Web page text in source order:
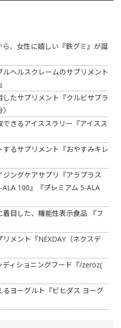
ら、女性に嬉しい『鉄グミ』が誕
ヘルスクレームのサプリメント
たサプリメント『クルビサプラ
きるアイススラリー『アイスス
るサプリメント『おやすみキレ
ングケアサプリ『アラプラス
100』『――プレミアム 5-ALA
目した、機能性表示食品 『フ
メント『NEXDAY（ネクスデ
ィショニングフード『/zeroz(
ヨーグルト『ビヒダス ヨーグ